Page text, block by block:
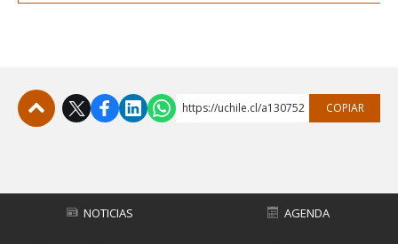
https://uchile.cl/a130752 COPIAR
NOTICIAS AGENDA